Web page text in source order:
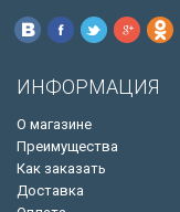
ИНФОРМАЦИЯ
О магазине
Преимущества
Как заказать
Доставка